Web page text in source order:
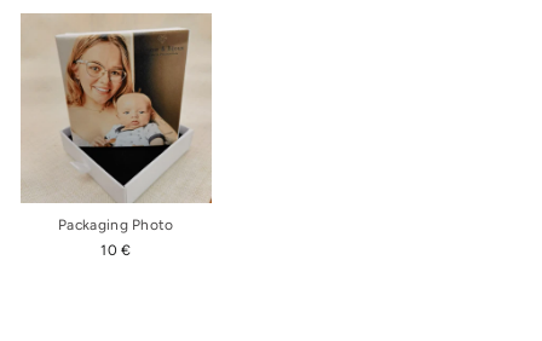
Packaging Photo
10 €